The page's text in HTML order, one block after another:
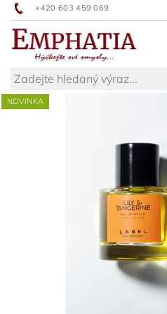
+420 603 459 069
NOVINKA